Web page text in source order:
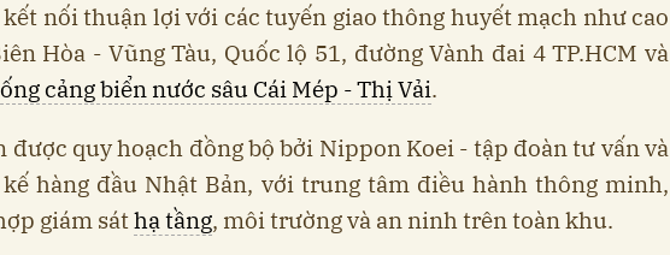
kết nối thuận lợi với các tuyến giao thông huyết mạch như cao
Hòa - Vũng Tàu, Quốc lộ 51, đường Vành đai 4 TP.HCM và
cảng biển nước sâu Cái Mép - Thị Vải.
được quy hoạch đồng bộ bởi Nippon Koei - tập đoàn tư vấn và
hàng đầu Nhật Bản, với trung tâm điều hành thông minh,
giám sáthạ tầng, môi trường và an ninh trên toàn khu.